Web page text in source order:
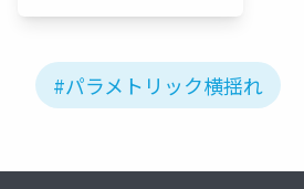
#パラメトリック横揺れ